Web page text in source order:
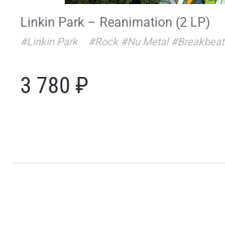
Linkin Park – Reanimation (2 LP)
#Linkin Park #Rock #Nu Metal #Breakbeat
3 780 ₽